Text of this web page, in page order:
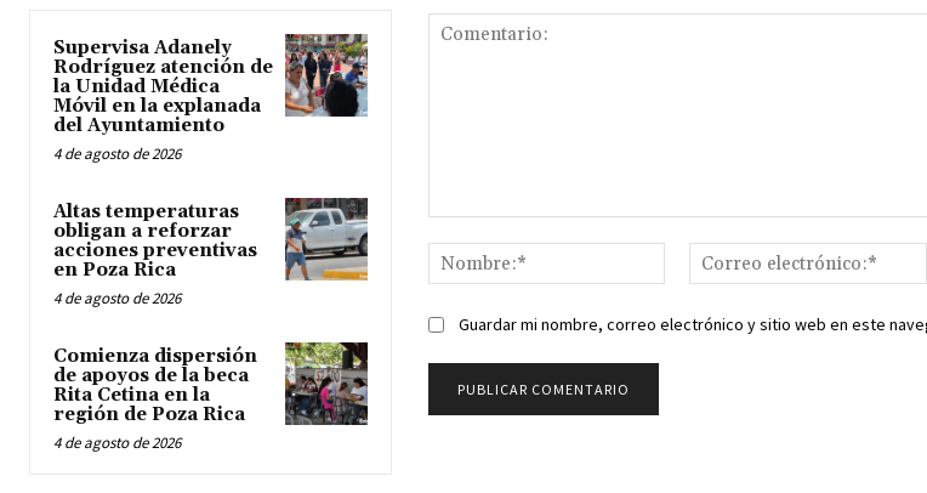
Supervisa Adanely
Rodríguez atención de
la Unidad Médica
Móvil en la explanada
del Ayuntamiento
4 de agosto de 2026
Altas temperaturas
obligan a reforzar
acciones preventivas
en Poza Rica
4 de agosto de 2026
Comienza dispersión
de apoyos de la beca
Rita Cetina en la
región de Poza Rica
4 de agosto de 2026
Nombre:*
Guardar mi nombre, correo electrónico y sitio web en este